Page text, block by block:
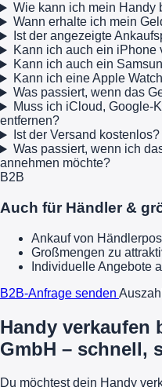
Wie kann ich mein Handy
Wann erhalte ich mein
Ist der angezeigte
Kann ich auch ein iPhone
Kann ich auch ein
Kann ich eine Apple
Was passiert, wenn das
Muss ich iCloud, Google-
entfernen?
Ist der Versand kostenlos?
Was passiert, wenn ich
annehmen möchte?
B2B
Auch für Händler &
Ankauf von
Großmengen zu
Individuelle Angebote
B2B-Anfrage senden
Handy verkaufen
GmbH – schnell,
Du möchtest dein Handy